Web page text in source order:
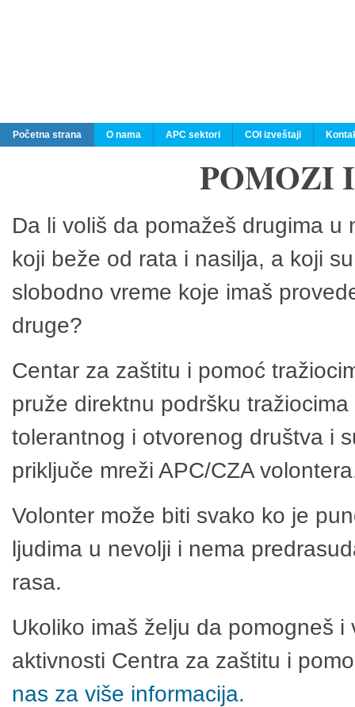
Početna strana O nama APC sektori COI izveštaji
POMOZI
Da li voliš da pomažeš drugima
koji beže od rata i nasilja, a koji
slobodno vreme koje imaš
druge?
Centar za zaštitu i pomoć
pruže direktnu podršku
tolerantnog i otvorenog društva i
priključe mreži APC/CZA
Volonter može biti svako ko je
ljudima u nevolji i nema
rasa.
Ukoliko imaš želju da pomogneš
aktivnosti Centra za zaštitu i
nas za više informacija.